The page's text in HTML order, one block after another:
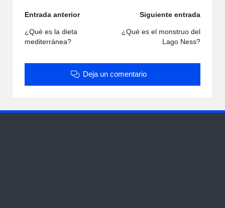
Navegación
de
Entrada anterior
¿Qué es la dieta
mediterránea?
Siguiente entrada
¿Qué es el monstruo del
Lago Ness?
Deja un comentario